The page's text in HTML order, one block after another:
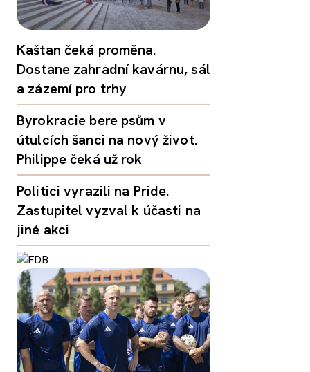
Kaštan čeká proměna.
Dostane zahradní kavárnu, sál
a zázemí pro trhy
Byrokracie bere psům v
útulcích šanci na nový život.
Philippe čeká už rok
Politici vyrazili na Pride.
Zastupitel vyzval k účasti na
jiné akci